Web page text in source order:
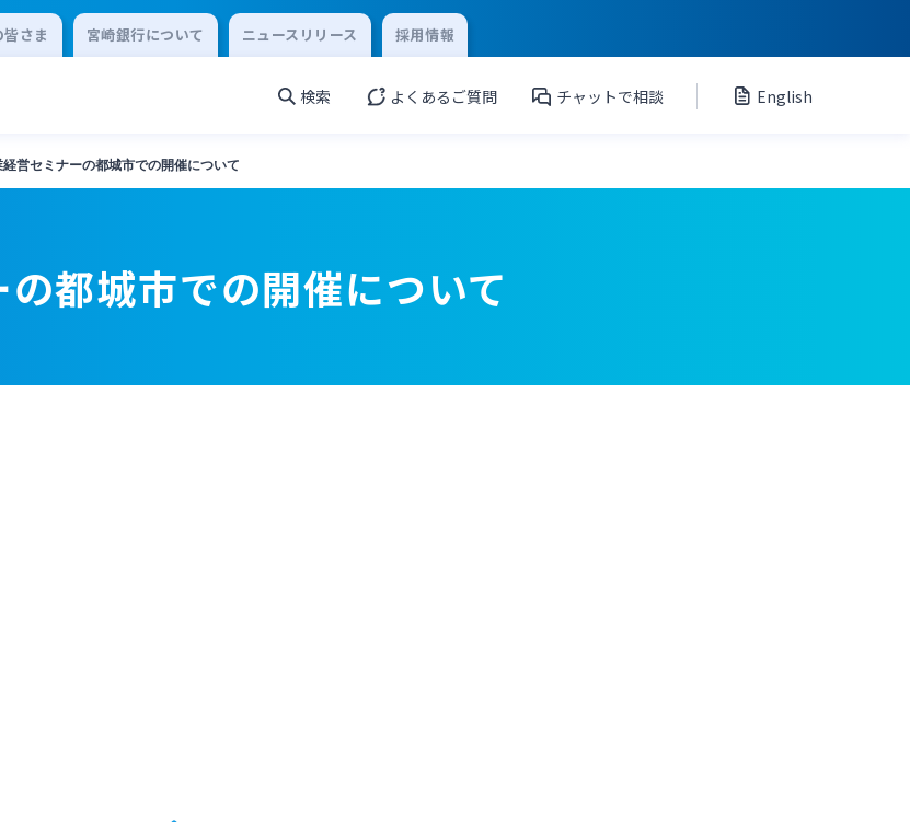
さま 宮崎銀行について ニュースリリース 採用情報
検索 よくあるご質問 チャットで相談 English
営セミナーの都城市での開催について
都城市での開催について